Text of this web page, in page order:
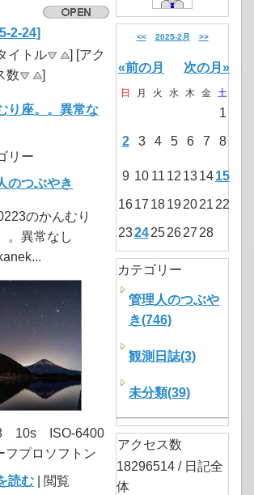
2-24]
イトル
] [アク
数
]
り座。。異常な
リー
のつぶやき
のかんむり
。異常なし
10s ISO-6400
フプロソフトン
読む | 閲覧
<< 2025-2月 >>
«前の月 次の月»
日 月 火 水 木 金 土
1
2 3 4 5 6 7 8
9 10 11 12 131415
1617 18192021 22
2324252627 28
カテゴリー
管理人のつぶや
き(746)
観測日誌(3)
未分類(39)
アクセス数
18296514 / 日記全
体